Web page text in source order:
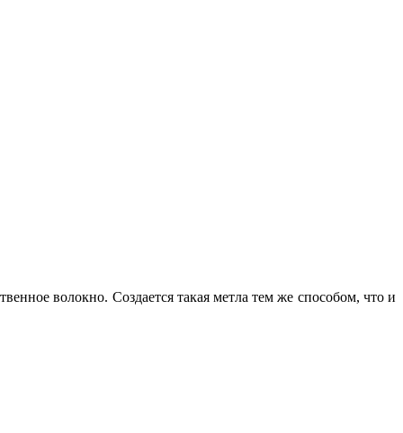
волокно. Создается такая метла тем же способом, что и